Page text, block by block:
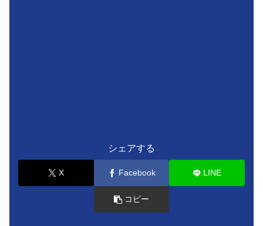
シェアする
X Facebook LINE
コピー